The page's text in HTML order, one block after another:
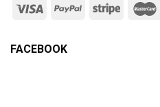
FACEBOOK